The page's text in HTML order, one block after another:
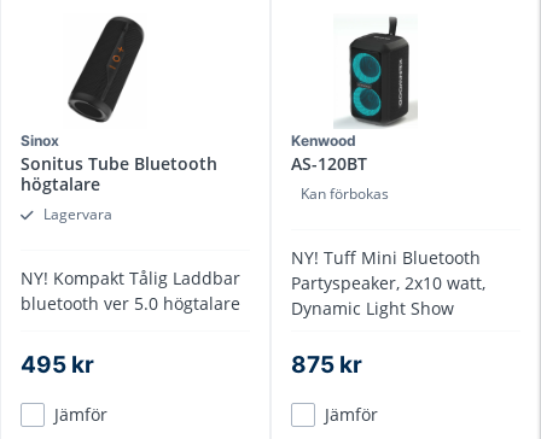
Sinox
Sonitus Tube Bluetooth
högtalare
Lagervara
NY! Kompakt Tålig Laddbar
bluetooth ver 5.0 högtalare
495 kr
Jämför
Kenwood
AS-120BT
Kan förbokas
NY! Tuff Mini Bluetooth
Partyspeaker, 2x10 watt,
Dynamic Light Show
875 kr
Jämför